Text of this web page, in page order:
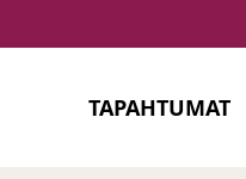
TAPAHTUMAT